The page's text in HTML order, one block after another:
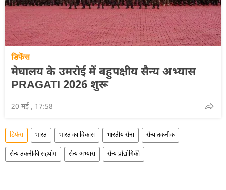
डिफेंस
मेघालय के उमरोई में बहुपक्षीय सैन्य अभ्यास
PRAGATI 2026 शुरू
20 मई , 17:58
डिफेंस भारत भारत का विकास भारतीय सेना सैन्य तकनीक
सैन्य तकनीकी सहयोग सैन्य अभ्यास सैन्य प्रौद्योगिकी